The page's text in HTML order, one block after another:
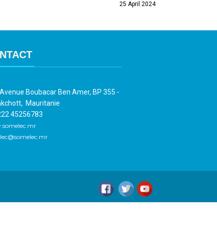
25 April 2024
Boubacar Ben Amer, BP 355 -
Mauritanie
45256783